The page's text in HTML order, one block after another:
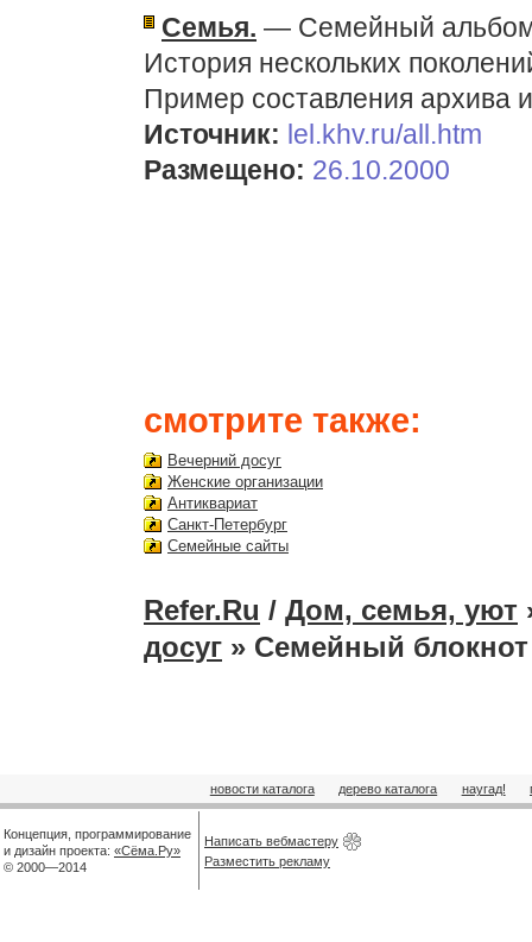
Семья. — Семейный
История нескольких
Пример составления архива
Источник: lel.khv.ru/all.htm
Размещено: 26.10.2000
смотрите также:
Вечерний досуг
Женские организации
Антиквариат
Санкт-Петербург
Семейные сайты
Refer.Ru / Дом, семья, уют
досуг » Семейный блокнот
новости каталога дерево каталога наугад!
Концепция, программирование
и дизайн проекта: «Сёма.Ру»
© 2000—2014
Написать вебмастеру
Разместить рекламу